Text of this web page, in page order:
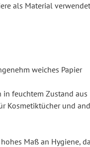
als Material
weiches Papier
feuchtem Zustand aus
Kosmetiktücher und
Maß an Hygiene,